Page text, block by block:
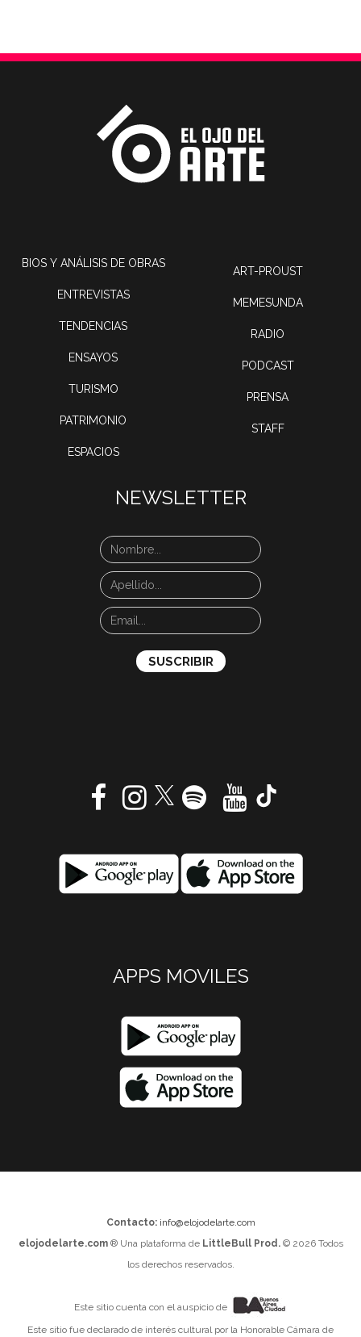
BIOS Y ANÁLISIS DE OBRAS
ENTREVISTAS
TENDENCIAS
ENSAYOS
TURISMO
PATRIMONIO
ESPACIOS
ART-PROUST
MEMESUNDA
RADIO
PODCAST
PRENSA
STAFF
NEWSLETTER
APPS MOVILES
Contacto: info@elojodelarte.com
elojodelarte.com® Una plataforma de LittleBull Prod.© 2026 Todos
los derechos reservados.
Este sitio cuenta con el auspicio de
Este sitio fue declarado de interés cultural por la Honorable Cámara de